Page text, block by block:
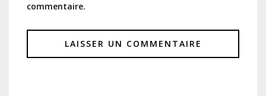
commentaire.